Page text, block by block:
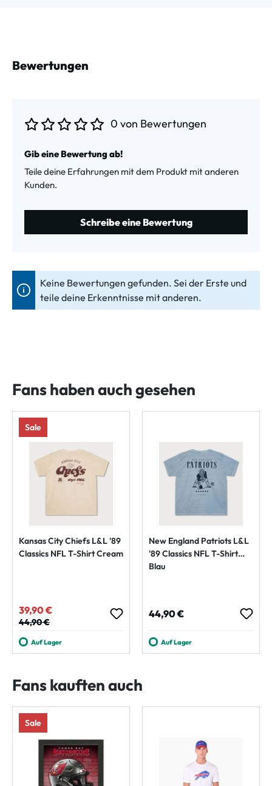
Bewertungen
0 von Bewertungen
Gib eine Bewertung ab!
Teile deine Erfahrungen mit dem Produkt mit anderen
Kunden.
Schreibe eine Bewertung
Keine Bewertungen gefunden. Sei der Erste und
teile deine Erkenntnisse mit anderen.
Fans haben auch gesehen
Sale
Kansas City Chiefs L&L '89
Classics NFL T-Shirt Cream
Verkaufspreis:
39,90 €
Regulärer Preis:
44,90 €
Auf Lager
New England Patriots L&L
'89 Classics NFL T-Shirt
Blau
Regulärer Preis:
44,90 €
Auf Lager
Fans kauften auch
Sale